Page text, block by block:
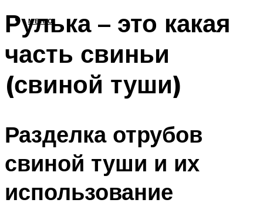
МЕНЮ
Рулька – это какая
часть свиньи
(свиной туши)
Разделка отрубов
свиной туши и их
использование